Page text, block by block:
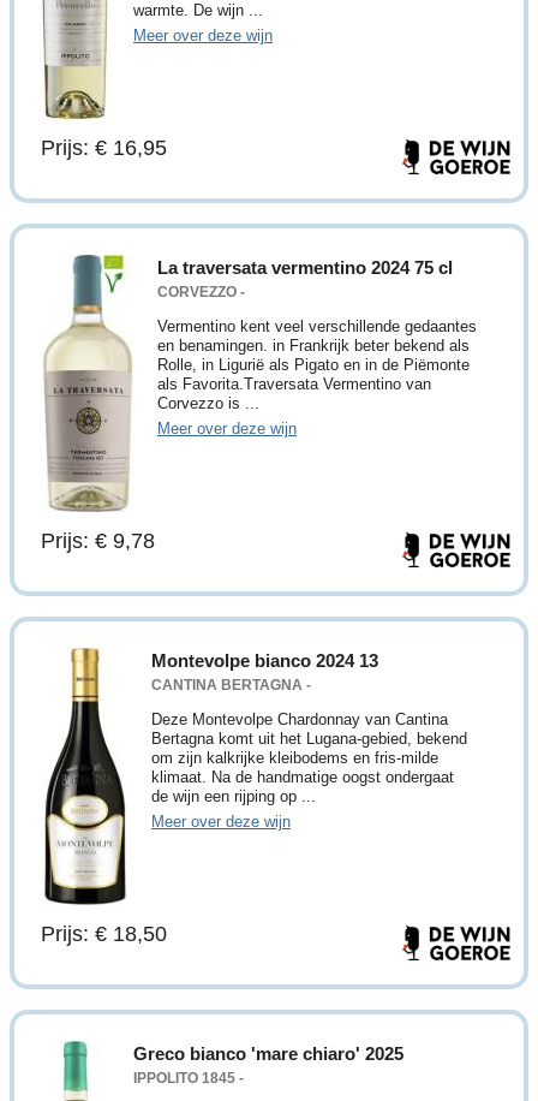
warmte. De wijn ...
Meer over deze wijn
Prijs: € 16,95
La traversata vermentino 2024 75 cl
CORVEZZO -
Vermentino kent veel verschillende gedaantes
en benamingen. in Frankrijk beter bekend als
Rolle, in Ligurië als Pigato en in de Piëmonte
als Favorita.Traversata Vermentino van
Corvezzo is ...
Meer over deze wijn
Prijs: € 9,78
Montevolpe bianco 2024 13
CANTINA BERTAGNA -
Deze Montevolpe Chardonnay van Cantina
Bertagna komt uit het Lugana-gebied, bekend
om zijn kalkrijke kleibodems en fris-milde
klimaat. Na de handmatige oogst ondergaat
de wijn een rijping op ...
Meer over deze wijn
Prijs: € 18,50
Greco bianco 'mare chiaro' 2025
IPPOLITO 1845 -